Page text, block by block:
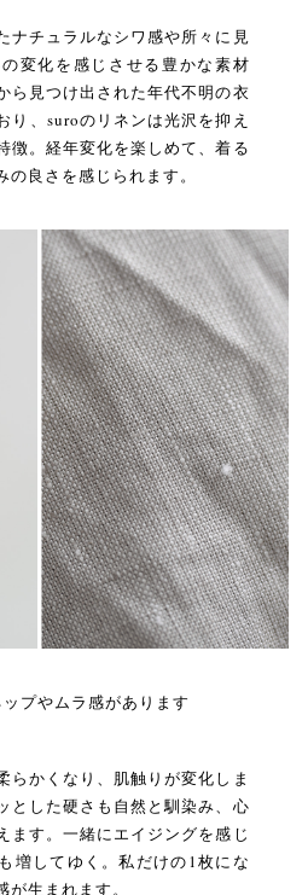
ナチュラルなシワ感や所々に見
変化を感じさせる豊かな素材
ら見つけ出された年代不明の衣
り、suroのリネンは光沢を抑え
徴。経年変化を楽しめて、着る
良さを感じられます。
プやムラ感があります
らかくなり、肌触りが変化しま
とした硬さも自然と馴染み、心
ます。一緒にエイジングを感じ
増してゆく。私だけの1枚にな
生まれます。